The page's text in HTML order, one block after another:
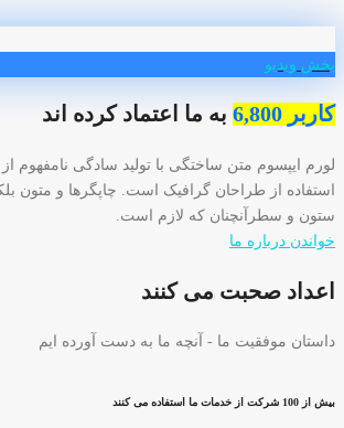
پخش ویدیو
کاربر 6,800 به ما اعتماد کرده اند
لورم ایپسوم متن ساختگی با تولید سادگی نامفهوم
استفاده از طراحان گرافیک است. چاپگرها و متون
ستون و سطرآنچنان که لازم است.
خواندن درباره ما
اعداد صحبت می کنند
داستان موفقیت ما - آنچه ما به دست آورده ایم
بیش از 100 شرکت از خدمات ما استفاده می کنند